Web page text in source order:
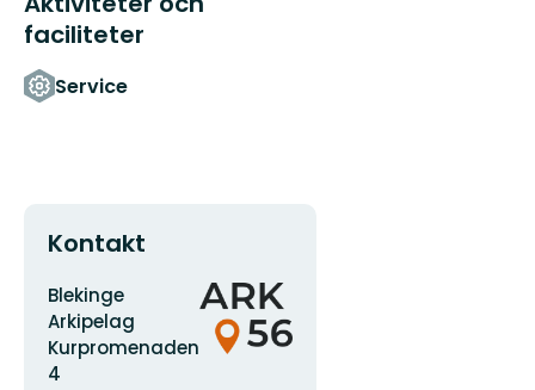
faciliteter
Service
Kontakt
Adress
Blekinge
Arkipelag
Kurpromenaden
4
Organisationens
logotyp